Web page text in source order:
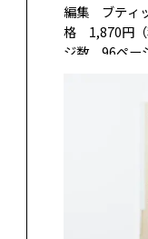
編集 ブティ
格 1,870円
ジ数 96ペー